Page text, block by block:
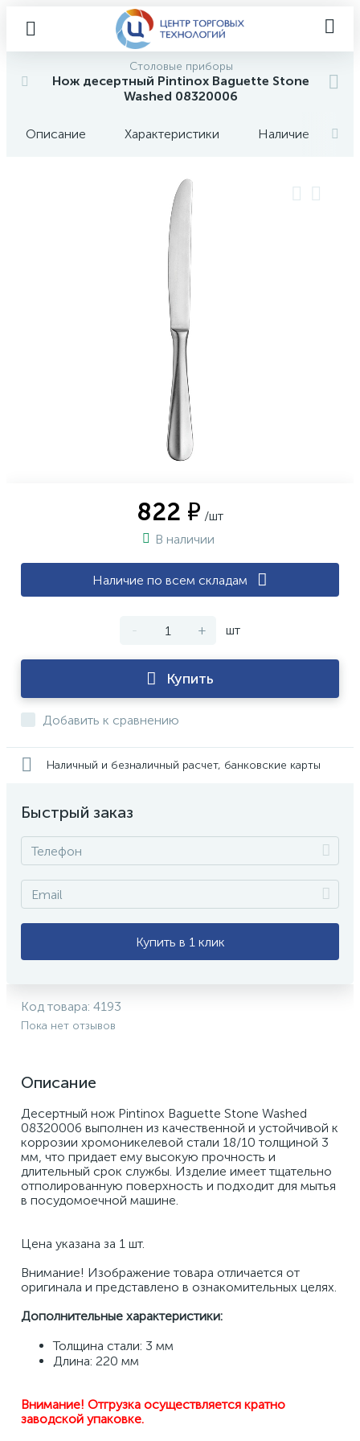
Столовые приборы
Нож десертный Pintinox Baguette Stone
Washed 08320006
Описание Характеристики Наличие
822 ₽ /шт
В наличии
Наличие по всем складам
- + шт
Купить
Добавить к сравнению
Наличный и безналичный расчет, банковские карты
Быстрый заказ
Купить в 1 клик
Код товара: 4193
Пока нет отзывов
Описание
Десертный нож Pintinox Baguette Stone Washed
08320006 выполнен из качественной и устойчивой к
коррозии хромоникелевой стали 18/10 толщиной 3
мм, что придает ему высокую прочность и
длительный срок службы. Изделие имеет тщательно
отполированную поверхность и подходит для мытья
в посудомоечной машине.
Цена указана за 1 шт.
Внимание! Изображение товара отличается от
оригинала и представлено в ознакомительных целях.
Дополнительные характеристики:
Толщина стали: 3 мм
Длина: 220 мм
Внимание! Отгрузка осуществляется кратно
заводской упаковке.